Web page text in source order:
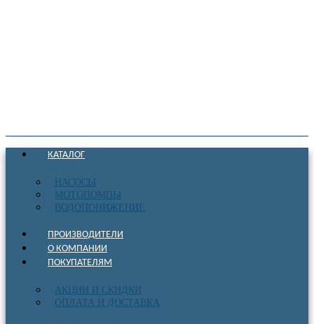
КАТАЛОГ
НАСОСЫ
МОТОПОМПЫ
ВОДОПОНИЖЕНИЕ
ПРОИЗВОДИТЕЛИ
О КОМПАНИИ
ПОКУПАТЕЛЯМ
АКЦИИ И СКИДКИ
ОПЛАТА И ДОСТАВКА